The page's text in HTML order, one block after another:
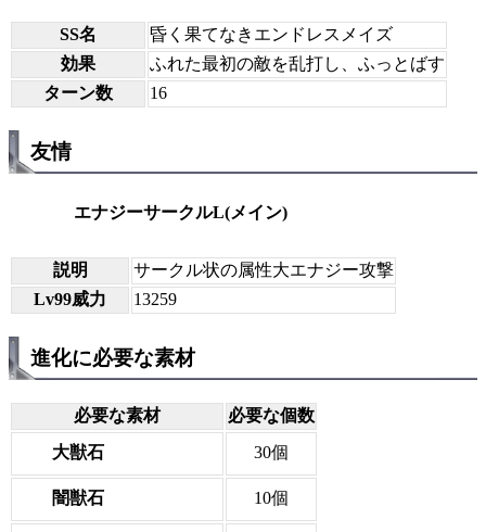
SS名
昏く果てなきエンドレスメイズ
効果
ふれた最初の敵を乱打し、ふっとばす
ターン数
16
友情
エナジーサークルL(メイン)
説明
サークル状の属性大エナジー攻撃
Lv99威力
13259
進化に必要な素材
必要な素材
必要な個数
大獣石
30個
闇獣石 10個